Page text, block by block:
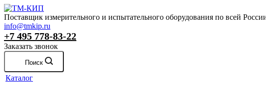
Поставщик измерительного и испытательного оборудования по всей
info@tmkip.ru
+7 495 778-83-22
Заказать звонок
Поиск
Каталог